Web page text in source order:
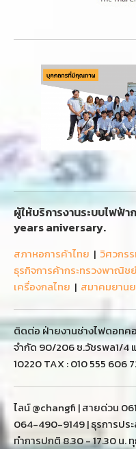
ผู้ให้บริการงานระบบไฟฟ้า
years aniversary.
สภาหอการค้าไทย | วิศวกร
ธุรกิจการค้ากระทรวงพาณิช
เครื่องกลไทย | สมาคมยาน
ติดต่อ ฝ่ายงานช่างไฟดอทค
จำกัด 90/206 ซ.วัชรพล1/4
10220 TAX : 010 555 606
ไลน์ @changfi | สายด่วน
064-490-9149 | ธุรการปร
ทำการปกติ 8.30 - 17.30 น.